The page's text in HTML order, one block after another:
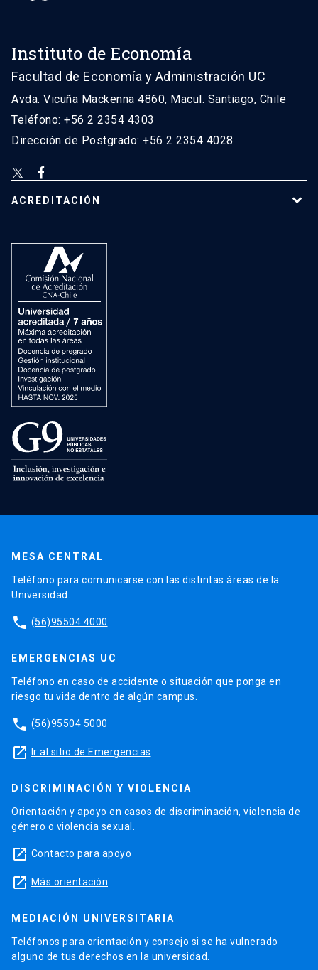
Instituto de Economía
Facultad de Economía y Administración UC
Avda. Vicuña Mackenna 4860, Macul. Santiago, Chile
Teléfono: +56 2 2354 4303
Dirección de Postgrado: +56 2 2354 4028
ACREDITACIÓN
MESA CENTRAL
Teléfono para comunicarse con las distintas áreas de la
Universidad.
phone (56)95504 4000
EMERGENCIAS UC
Teléfono en caso de accidente o situación que ponga en
riesgo tu vida dentro de algún campus.
phone (56)95504 5000
launch Ir al sitio de Emergencias
DISCRIMINACIÓN Y VIOLENCIA
Orientación y apoyo en casos de discriminación, violencia de
género o violencia sexual.
launch Contacto para apoyo
launch Más orientación
MEDIACIÓN UNIVERSITARIA
Teléfonos para orientación y consejo si se ha vulnerado
alguno de tus derechos en la universidad.